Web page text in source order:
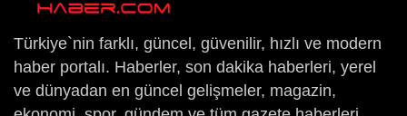
Türkiye`nin farklı, güncel, güvenilir, hızlı ve modern
haber portalı. Haberler, son dakika haberleri, yerel
ve dünyadan en güncel gelişmeler, magazin,